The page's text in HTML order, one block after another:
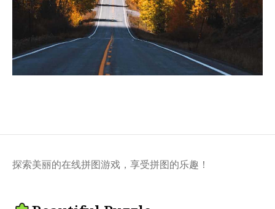
探索美丽的在线拼图游戏，享受拼图的乐趣！